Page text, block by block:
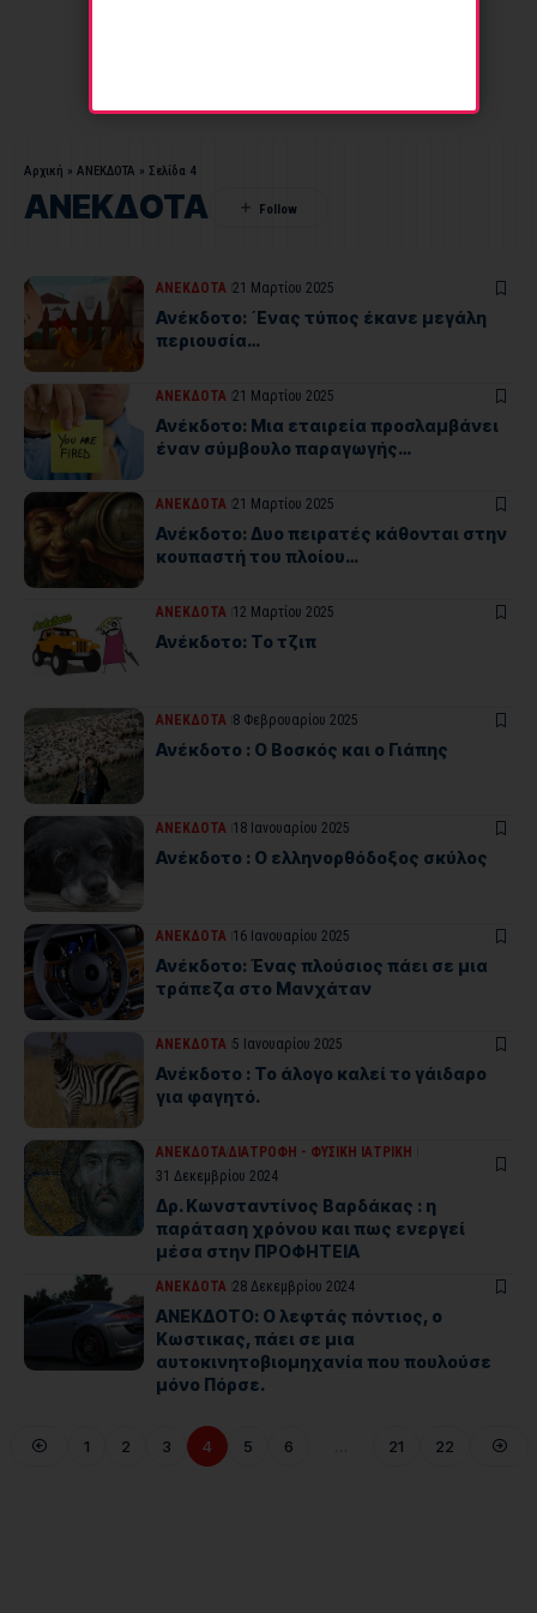
Αρχική » ΑΝΕΚΔΟΤΑ » Σελίδα 4
ΑΝΕΚΔΟΤΑ
ΑΝΕΚΔΟΤΑ 21 Μαρτίου 2025
Ανέκδοτο: ΄Ενας τύπος έκανε μεγάλη
περιουσία…
ΑΝΕΚΔΟΤΑ 21 Μαρτίου 2025
Ανέκδοτο: Μια εταιρεία προσλαμβάνει
έναν σύμβουλο παραγωγής…
ΑΝΕΚΔΟΤΑ 21 Μαρτίου 2025
Ανέκδοτο: Δυο πειρατές κάθονται στην
κουπαστή του πλοίου…
ΑΝΕΚΔΟΤΑ 12 Μαρτίου 2025
Ανέκδοτο: Το τζιπ
ΑΝΕΚΔΟΤΑ 8 Φεβρουαρίου 2025
Ανέκδοτο : Ο Βοσκός και ο Γιάπης
ΑΝΕΚΔΟΤΑ 18 Ιανουαρίου 2025
Ανέκδοτο : Ο ελληνορθόδοξος σκύλος
ΑΝΕΚΔΟΤΑ 16 Ιανουαρίου 2025
Ανέκδοτο: Ένας πλούσιος πάει σε μια
τράπεζα στο Μανχάταν
ΑΝΕΚΔΟΤΑ 5 Ιανουαρίου 2025
Ανέκδοτο : Το άλογο καλεί το γάιδαρο
για φαγητό.
ΑΝΕΚΔΟΤΑΔΙΑΤΡΟΦΗ - ΦΥΣΙΚΗ ΙΑΤΡΙΚΗ
31 Δεκεμβρίου 2024
Δρ. Κωνσταντίνος Βαρδάκας : η
παράταση χρόνου και πως ενεργεί
μέσα στην ΠΡΟΦΗΤΕΙΑ
ΑΝΕΚΔΟΤΑ 28 Δεκεμβρίου 2024
ΑΝΕΚΔΟΤΟ: Ο λεφτάς πόντιος, ο
Κωστικας, πάει σε μια
αυτοκινητοβιομηχανία που πουλούσε
μόνο Πόρσε.
1 2 3 4 5 6 21 22